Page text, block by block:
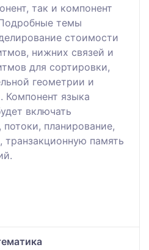
так и компонент
темы
стоимости
нижних связей и
для сортировки,
геометрии и
Компонент языка
включать
планирование,
транзакционную память